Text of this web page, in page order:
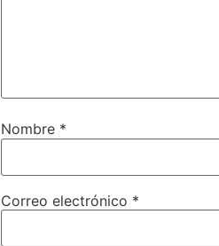
Nombre *
Correo electrónico *